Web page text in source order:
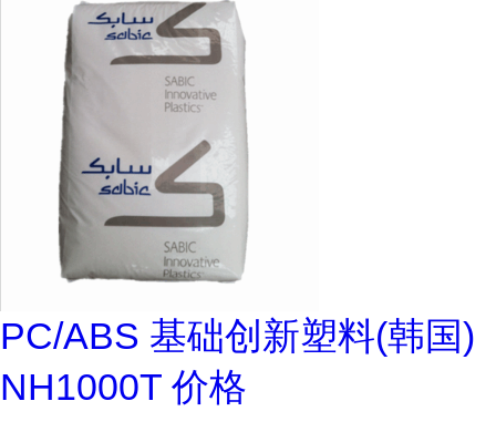
PC/ABS 基础创新塑料(韩国)
NH1000T 价格